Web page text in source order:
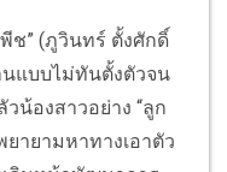
ช” (ภูวินทร์ ตั้งศักดิ์
นแบบไม่ทันตั้งตัวจน
น้องสาวอย่าง “ลูก
ายามหาทางเอาตัว